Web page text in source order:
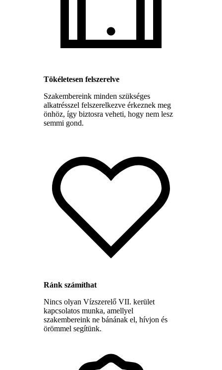
Tökéletesen felszerelve
Szakembereink minden szükséges
alkatrésszel felszerelkezve érkeznek meg
önhöz, így biztosra veheti, hogy nem lesz
semmi gond.
Ránk számíthat
Nincs olyan Vízszerelő VII. kerület
kapcsolatos munka, amellyel
szakembereink ne bánának el, hívjon és
örömmel segítünk.